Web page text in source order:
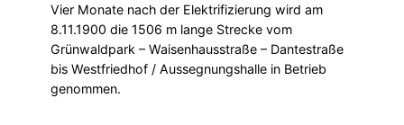
Vier Monate nach der Elektrifizierung wird am
8.11.1900 die 1506 m lange Strecke vom
Grünwaldpark – Waisenhausstraße – Dantestraße
bis Westfriedhof / Aussegnungshalle in Betrieb
genommen.